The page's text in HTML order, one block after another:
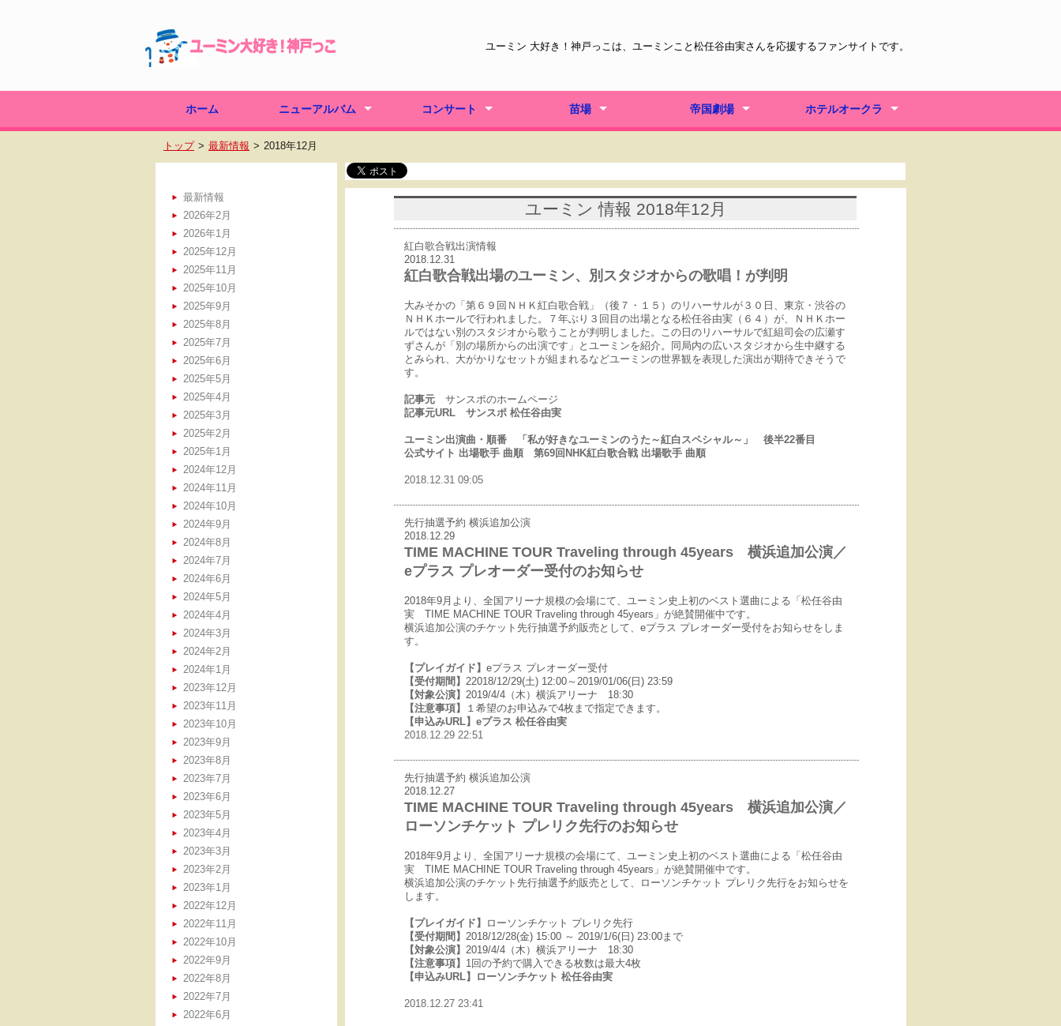
ユーミン 大好き！神戸っこは、ユーミンこと松任谷由実さんを応援するファンサイトです。
ホーム ニューアルバム
ユーミン万歳！
深海の街
ユーミンからの、恋のうた。
宇宙図書館
コンサート 苗場 帝国劇場 ホテルオークラ
トップ 最新情報 2018年12月
ユーミン 情報 2018年12月
紅白歌合戦出演情報
2018.12.31
紅白歌合戦出場のユーミン、別スタジオからの歌唱！が判明
大みそかの「第６９回ＮＨＫ紅白歌合戦」（後７・１５）のリハーサルが３０日、東京・渋谷の
ＮＨＫホールで行われました。７年ぶり３回目の出場となる松任谷由実（６４）が、ＮＨＫホー
ルではない別のスタジオから歌うことが判明しました。この日のリハーサルで紅組司会の広瀬す
ずさんが「別の場所からの出演です」とユーミンを紹介。同局内の広いスタジオから生中継する
とみられ、大がかりなセットが組まれるなどユーミンの世界観を表現した演出が期待できそうで
す。
記事元サンスポのホームページ
記事元URL
サンスポ 松任谷由実
ユーミン出演曲・順番「私が好きなユーミンのうた～紅白スペシャル～」 後半22番目
公式サイト 出場歌手 曲順
第69回NHK紅白歌合戦 出場歌手 曲順
2018.12.31 09:05
先行抽選予約 横浜追加公演
2018.12.29
TIME MACHINE TOUR Traveling through 45years 横浜追加公演／
eプラス プレオーダー受付のお知らせ
2018年9月より、全国アリーナ規模の会場にて、ユーミン史上初のベスト選曲による「松任谷由
実 TIME MACHINE TOUR Traveling through 45years」が絶賛開催中です。
横浜追加公演のチケット先行抽選予約販売として、eプラス プレオーダー受付をお知らせをしま
す。
【プレイガイド】 eプラス プレオーダー受付
【受付期間】 22018/12/29(土) 12:00～2019/01/06(日) 23:59
【対象公演】 2019/4/4（木）横浜アリーナ 18:30
【注意事項】
１希望のお申込みで4枚まで指定できます。
【申込みURL】 eプラス 松任谷由実
2018.12.29 22:51
先行抽選予約 横浜追加公演
2018.12.27
TIME MACHINE TOUR Traveling through 45years 横浜追加公演／
ローソンチケット プレリク先行のお知らせ
2018年9月より、全国アリーナ規模の会場にて、ユーミン史上初のベスト選曲による「松任谷由
実 TIME MACHINE TOUR Traveling through 45years」が絶賛開催中です。
横浜追加公演のチケット先行抽選予約販売として、ローソンチケット プレリク先行をお知らせを
します。
【プレイガイド】
ローソンチケット プレリク先行
【受付期間】 2018/12/28(金) 15:00 ～ 2019/1/6(日) 23:00まで
【対象公演】 2019/4/4（木）横浜アリーナ 18:30
【注意事項】 1回の予約で購入できる枚数は最大4枚
【申込みURL】
ローソンチケット 松任谷由実
2018.12.27 23:41
最新情報
2026年2月
2026年1月
2025年12月
2025年11月
2025年10月
2025年9月
2025年8月
2025年7月
2025年6月
2025年5月
2025年4月
2025年3月
2025年2月
2025年1月
2024年12月
2024年11月
2024年10月
2024年9月
2024年8月
2024年7月
2024年6月
2024年5月
2024年4月
2024年3月
2024年2月
2024年1月
2023年12月
2023年11月
2023年10月
2023年9月
2023年8月
2023年7月
2023年6月
2023年5月
2023年4月
2023年3月
2023年2月
2023年1月
2022年12月
2022年11月
2022年10月
2022年9月
2022年8月
2022年7月
2022年6月